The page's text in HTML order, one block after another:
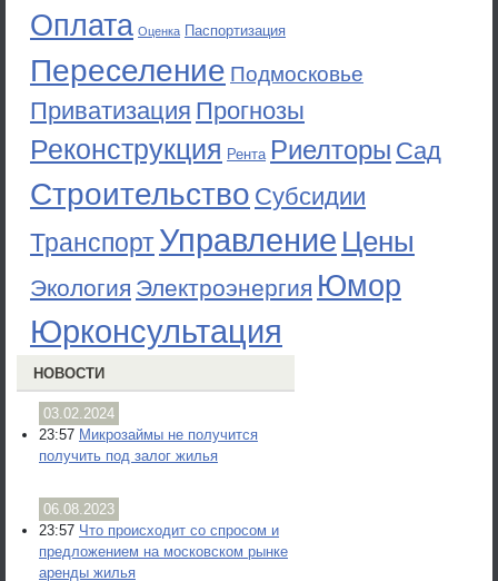
Оплата Оценка Паспортизация
Переселение Подмосковье
Приватизация Прогнозы
Реконструкция Рента Риелторы Сад
Строительство Субсидии
ТранспортУправление Цены
Экология Электроэнергия Юмор
Юрконсультация
НОВОСТИ
03.02.2024
23:57 Микрозаймы не получится
получить под залог жилья
06.08.2023
23:57 Что происходит со спросом и
предложением на московском рынке
аренды жилья